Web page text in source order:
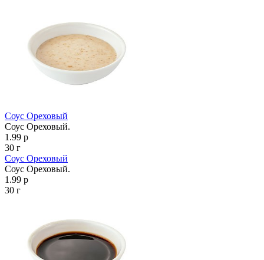
Соус Ореховый
Соус Ореховый.
1.99 р
30 г
Соус Ореховый
Соус Ореховый.
1.99 р
30 г